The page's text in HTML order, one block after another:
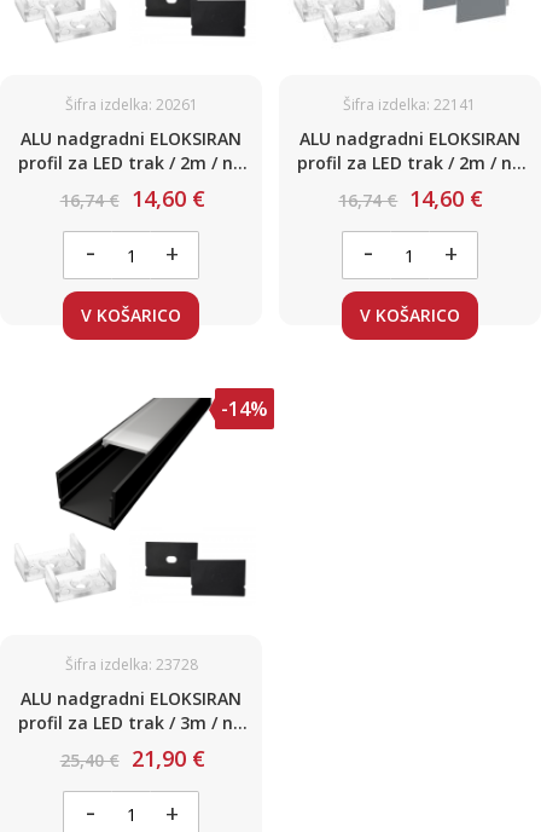
Šifra izdelka: 20261
ALU nadgradni ELOKSIRAN
profil za LED trak / 2m / na
klik / komplet / 30 x 20mm /
ČRN
16,74 € 14,60 €
- +
V KOŠARICO
Šifra izdelka: 22141
ALU nadgradni ELOKSIRAN
profil za LED trak / 2m / na
klik / komplet / 30 x 20mm /
BELI
16,74 € 14,60 €
- +
V KOŠARICO
-14%
Šifra izdelka: 23728
ALU nadgradni ELOKSIRAN
profil za LED trak / 3m / na
klik / komplet / 30 x 20mm /
ČRN
25,40 € 21,90 €
- +